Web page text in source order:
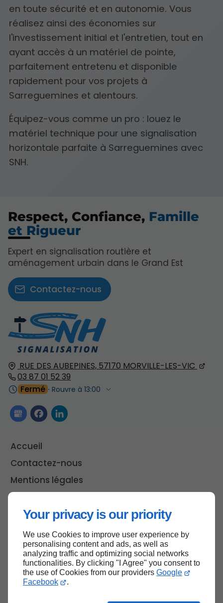
Your privacy is our priority
We use Cookies to improve user experience by
personalising content and ads, as well as
analyzing traffic and optimizing social networks
functionalities. By clicking "I Agree" you consent to
the use of Cookies from our providers Google
Facebook
.
en toute sécurité et en autonomie. Vous
réalisez ainsi des économies sur
l'investissement initial et l'entretien, tout en
ayant accès à un matériel de pointe,
parfaitement entretenu et disponible
rapidement pour vos projets à
Sarreguemines et alentours.
Équipez-vous comme un pro : louez le
matériel technique pour une signalisation
horizontale parfaite à Sarreguemines avec
SNH.
RUE DES AUBEPINES, 57170 MORVILLE-LES-VIC
03 87 01 52 39
Fermé ⋅ Rouvre à 13:00
Accueil
Contactez-nous
Mentions légales
Plan du site
Respect, Confiance, Famille
et Rigueur
Expert en signalisation routière et
aménagement urbain dans le Grand Est
Contactez-nous
Haut de page